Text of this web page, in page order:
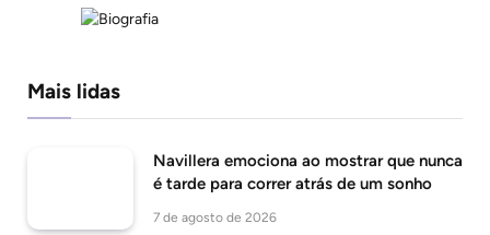
Mais lidas
Navillera emociona ao mostrar que nunca
é tarde para correr atrás de um sonho
7 de agosto de 2026